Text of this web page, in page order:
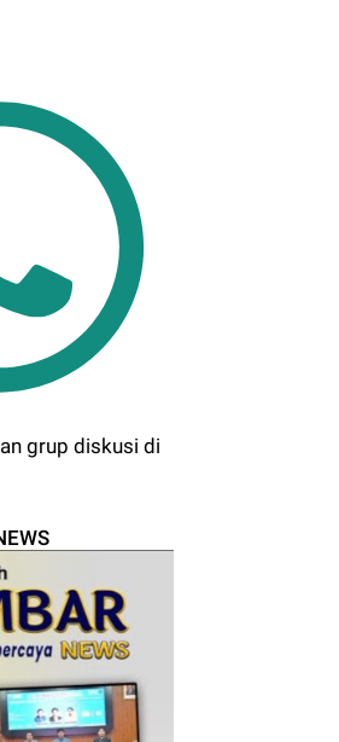
grup diskusi di